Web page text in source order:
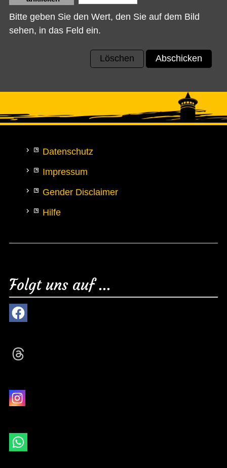
Bitte geben Sie den Wert, den Sie auf dem Bild
sehen, in das Feld ein.
Löschen Abschicken
Datenschutz
Impressum
Gender Disclaimer
Hilfe
Folgt uns auf ...